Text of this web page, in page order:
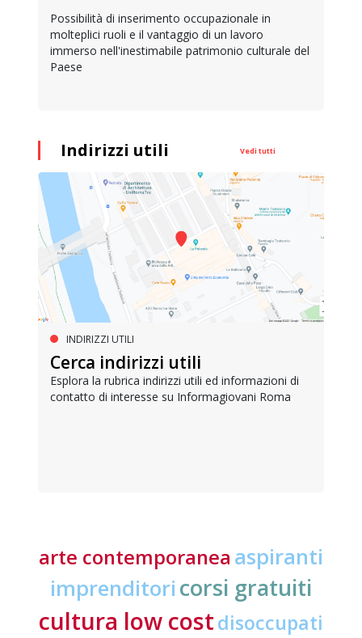
Possibilità di inserimento occupazionale in
molteplici ruoli e il vantaggio di un lavoro
immerso nell'inestimabile patrimonio culturale del
Paese
Indirizzi utili Vedi tutti
INDIRIZZI UTILI
Cerca indirizzi utili
Esplora la rubrica indirizzi utili ed informazioni di
contatto di interesse su Informagiovani Roma
arte contemporanea aspiranti
imprenditori corsi gratuiti
cultura low costdisoccupati